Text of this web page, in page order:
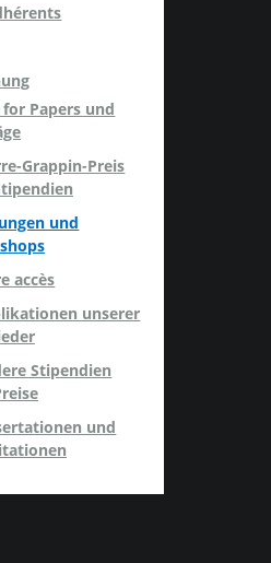
for Papers und
Grappin-Preis
und
accès
unserer
Stipendien
und